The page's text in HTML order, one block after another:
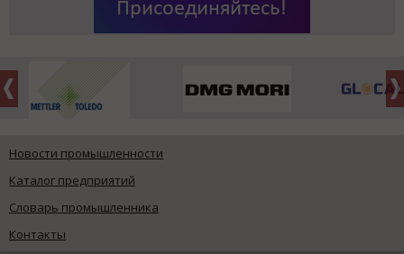
Новости промышленности
Каталог предприятий
Словарь промышленника
Контакты